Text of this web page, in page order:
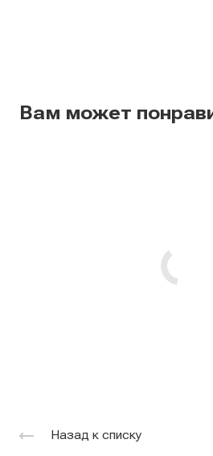
Вам может
Назад к списку